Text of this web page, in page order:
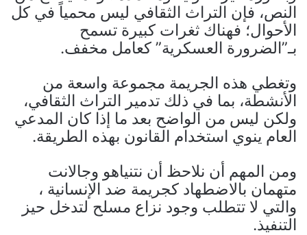
النص، فإن التراث الثقافي ليس محمياً في كل
الأحوال؛ فهناك ثغرات كبيرة تسمح
بـ”الضرورة العسكرية” كعامل مخفف.
وتغطي هذه الجريمة مجموعة واسعة من
الأنشطة، بما في ذلك تدمير التراث الثقافي،
ولكن ليس من الواضح بعد ما إذا كان المدعي
العام ينوي استخدام القانون بهذه الطريقة.
ومن المهم أن نلاحظ أن نتنياهو وجالانت
متهمان بالاضطهاد كجريمة ضد الإنسانية ،
والتي لا تتطلب وجود نزاع مسلح لتدخل حيز
التنفيذ.